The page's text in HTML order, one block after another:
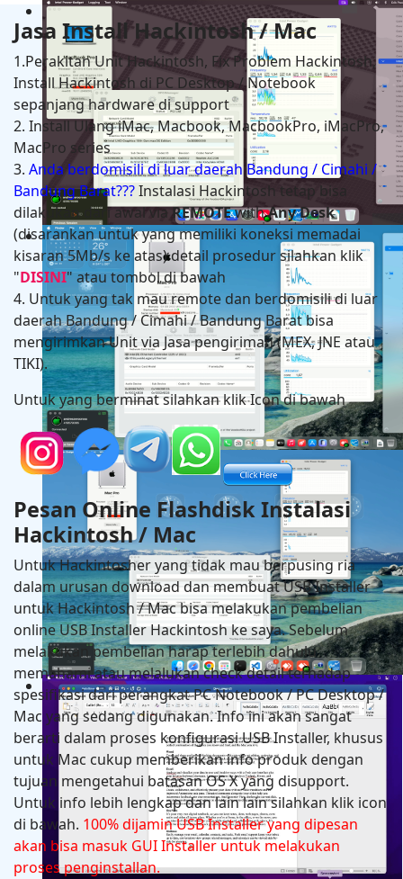
Adobe Photoshop 2025 v26.11
Hackintosh in HP Zbook Power G7 Mobile
Hackintosh in MSI PRO Z690-A DDR4 + Intel Core i9
Hackintosh in Asrock B760M Steel Legend Wifi +
14600K + Asus RX 6600
Jasa Install Hackintosh / Mac
1.Perakitan Unit Hackintosh, Fix Problem Hackintosh,
Install Hackintosh di PC Desktop / Notebook
sepanjang hardware di support
2. Install Ulang iMac, Macbook, MacbookPro, iMacPro,
MacPro series
3. Anda berdomisili di luar daerah Bandung / Cimahi /
Bandung Barat???Instalasi Hackintosh tetap bisa
dilakukan dari awal viaREMOTEwithAny Desk
(disarankan untuk yang memiliki koneksi memadai
kisaran 5Mb/s ke atas) detail prosedur silahkan klik
"DISINI" atau tombol di bawah
4. Untuk yang tak mau remote dan berdomisili di luar
daerah Bandung / Cimahi / Bandung Barat bisa
mengirimkan Unit via Jasa pengiriman (MEX, JNE atau
TIKI).
Untuk yang berminat silahkan klik Icon di bawah
Pesan Online Flashdisk Instalasi
Hackintosh / Mac
Untuk Hackintosher yang tidak mau berpusing ria
dalam urusan download dan membuat USB Installer
untuk Hackintosh / Mac bisa melakukan pembelian
online USB Installer Hackintosh ke saya. Sebelum
melakukan pembelian harap terlebih dahulu
memahami atau melalukan check detail terhadap
spesifikasi dari perangkat PC Notebook / PC Desktop /
Mac yang sedang digunakan. Info ini akan sangat
berarti dalam proses konfigurasi USB Installer, khusus
untuk Mac cukup memberikan info produk dengan
tujuan mengetahui batasan OS X yang disupport.
Untuk info lebih lengkap dan lain lain silahkan klik icon
di bawah. 100% dijamin USB Installer yang dipesan
akan bisa masuk GUI Installer untuk melakukan
proses penginstallan.